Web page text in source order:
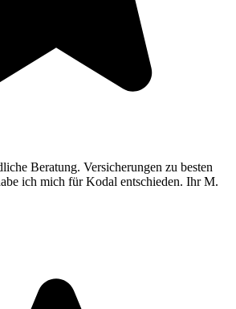
Beratung. Versicherungen zu besten
ich mich für Kodal entschieden. Ihr M.